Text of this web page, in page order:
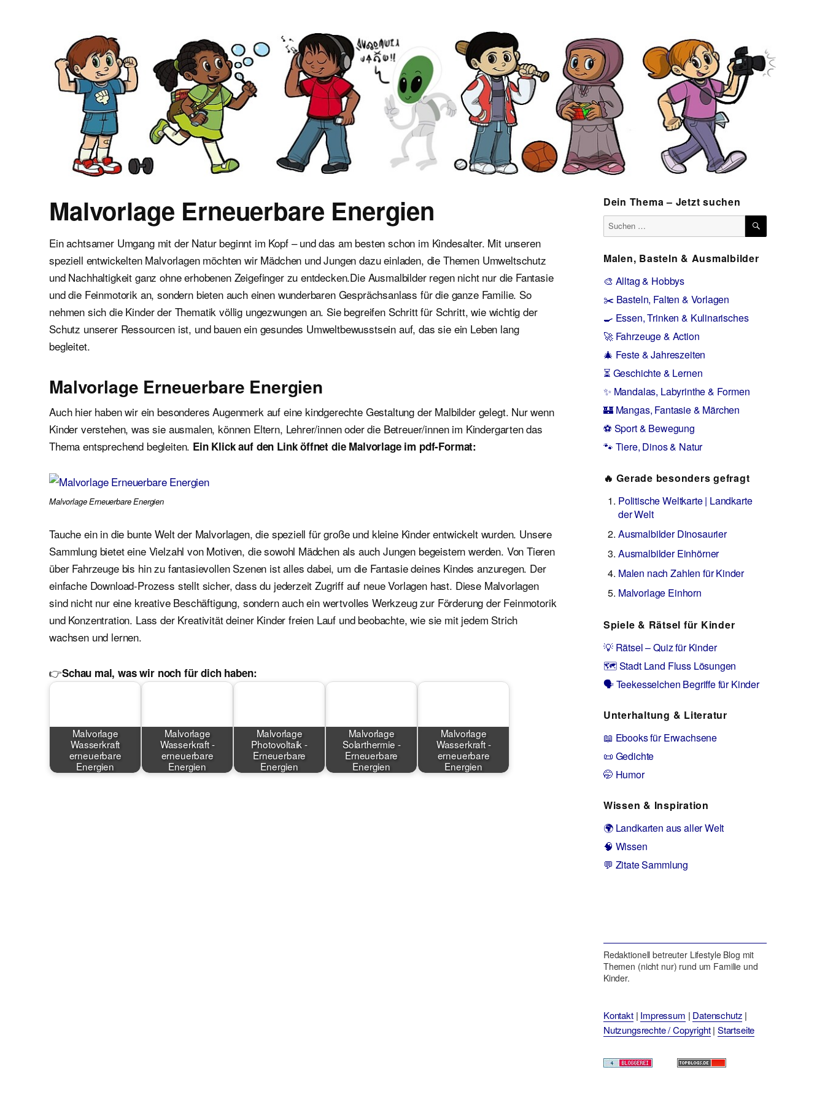
Malvorlage Erneuerbare Energien
Ein achtsamer Umgang mit der Natur beginnt im Kopf – und das am besten schon im Kindesalter. Mit unseren
speziell entwickelten Malvorlagen möchten wir Mädchen und Jungen dazu einladen, die Themen Umweltschutz
und Nachhaltigkeit ganz ohne erhobenen Zeigefinger zu entdecken.Die Ausmalbilder regen nicht nur die Fantasie
und die Feinmotorik an, sondern bieten auch einen wunderbaren Gesprächsanlass für die ganze Familie. So
nehmen sich die Kinder der Thematik völlig ungezwungen an. Sie begreifen Schritt für Schritt, wie wichtig der
Schutz unserer Ressourcen ist, und bauen ein gesundes Umweltbewusstsein auf, das sie ein Leben lang
begleitet.
Malvorlage Erneuerbare Energien
Auch hier haben wir ein besonderes Augenmerk auf eine kindgerechte Gestaltung der Malbilder gelegt. Nur wenn
Kinder verstehen, was sie ausmalen, können Eltern, Lehrer/innen oder die Betreuer/innen im Kindergarten das
Thema entsprechend begleiten. Ein Klick auf den Link öffnet die Malvorlage im pdf-Format:
Malvorlage Erneuerbare Energien
Tauche ein in die bunte Welt der Malvorlagen, die speziell für große und kleine Kinder entwickelt wurden. Unsere
Sammlung bietet eine Vielzahl von Motiven, die sowohl Mädchen als auch Jungen begeistern werden. Von Tieren
über Fahrzeuge bis hin zu fantasievollen Szenen ist alles dabei, um die Fantasie deines Kindes anzuregen. Der
einfache Download-Prozess stellt sicher, dass du jederzeit Zugriff auf neue Vorlagen hast. Diese Malvorlagen
sind nicht nur eine kreative Beschäftigung, sondern auch ein wertvolles Werkzeug zur Förderung der Feinmotorik
und Konzentration. Lass der Kreativität deiner Kinder freien Lauf und beobachte, wie sie mit jedem Strich
wachsen und lernen.
👉Schau mal, was wir noch für dich haben:
Malvorlage
Wasserkraft
erneuerbare
Energien
Malvorlage
Wasserkraft -
erneuerbare
Energien
Malvorlage
Photovoltaik -
Erneuerbare
Energien
Malvorlage
Solarthermie -
Erneuerbare
Energien
Malvorlage
Wasserkraft -
erneuerbare
Energien
Dein Thema – Jetzt suchen
Suchen
nach:
SUCHEN
Malen, Basteln & Ausmalbilder
🎨 Alltag & Hobbys
✂️ Basteln, Falten & Vorlagen
🍳 Essen, Trinken & Kulinarisches
🚀 Fahrzeuge & Action
🎄 Feste & Jahreszeiten
⏳ Geschichte & Lernen
✨ Mandalas, Labyrinthe & Formen
🏰 Mangas, Fantasie & Märchen
⚽ Sport & Bewegung
🐾 Tiere, Dinos & Natur
🔥 Gerade besonders gefragt
Politische Weltkarte | Landkarte
der Welt
Ausmalbilder Dinosaurier
Ausmalbilder Einhörner
Malen nach Zahlen für Kinder
Malvorlage Einhorn
Spiele & Rätsel für Kinder
💡 Rätsel – Quiz für Kinder
🗺️ Stadt Land Fluss Lösungen
🗣️ Teekesselchen Begriffe für Kinder
Unterhaltung & Literatur
📖 Ebooks für Erwachsene
📜 Gedichte
🤭 Humor
Wissen & Inspiration
🌍 Landkarten aus aller Welt
🧠 Wissen
💬 Zitate Sammlung
Redaktionell betreuter Lifestyle Blog mit
Themen (nicht nur) rund um Familie und
Kinder.
Kontakt| Impressum | Datenschutz |
Nutzungsrechte / Copyright| Startseite